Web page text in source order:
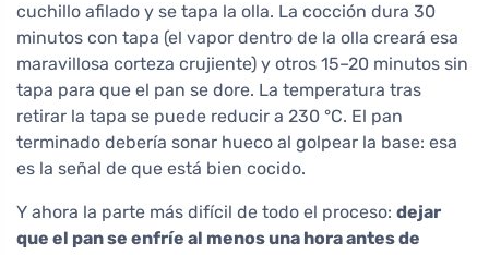
cuchillo afilado y se tapa la olla. La cocción dura 30
minutos con tapa (el vapor dentro de la olla creará esa
maravillosa corteza crujiente) y otros 15–20 minutos sin
tapa para que el pan se dore. La temperatura tras
retirar la tapa se puede reducir a 230 °C. El pan
terminado debería sonar hueco al golpear la base: esa
es la señal de que está bien cocido.
Y ahora la parte más difícil de todo el proceso: dejar
que el pan se enfríe al menos una hora antes de